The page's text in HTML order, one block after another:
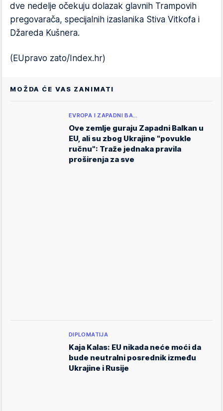
dve nedelje očekuju dolazak glavnih Trampovih
pregovarača, specijalnih izaslanika Stiva Vitkofa i
Džareda Kušnera.
(EUpravo zato/Index.hr)
MOŽDA ĆE VAS ZANIMATI
EVROPA I ZAPADNI BA…
Ove zemlje guraju Zapadni Balkan u
EU, ali su zbog Ukrajine "povukle
ručnu": Traže jednaka pravila
proširenja za sve
DIPLOMATIJA
Kaja Kalas: EU nikada neće moći da
bude neutralni posrednik između
Ukrajine i Rusije